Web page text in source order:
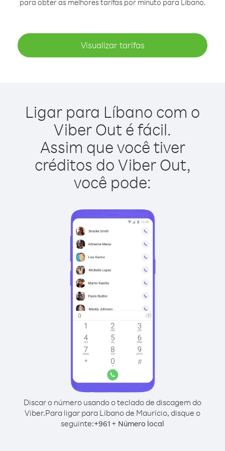
para obter as melhores tarifas por minuto para Líbano.
Visualizar tarifas
Ligar para Líbano com o
Viber Out é fácil.
Assim que você tiver
créditos do Viber Out,
você pode:
Discar o número usando o teclado de discagem do
Viber.Para ligar para Líbano de Maurício, disque o
seguinte:+961 + Número local